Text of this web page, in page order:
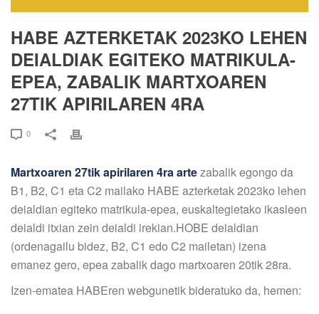
HABE AZTERKETAK 2023KO LEHEN
DEIALDIAK EGITEKO MATRIKULA-
EPEA, ZABALIK MARTXOAREN
27TIK APIRILAREN 4RA
0
Martxoaren 27tik apirilaren 4ra artezabalik egongo da
B1, B2, C1 eta C2 mailako HABE azterketak 2023ko lehen
deialdian egiteko matrikula-epea, euskaltegietako ikasleen
deialdi itxian zein deialdi irekian.HOBE deialdian
(ordenagailu bidez, B2, C1 edo C2 mailetan) izena
emanez gero, epea zabalik dago martxoaren 20tik 28ra.
Izen-ematea HABEren webgunetik bideratuko da, hemen: